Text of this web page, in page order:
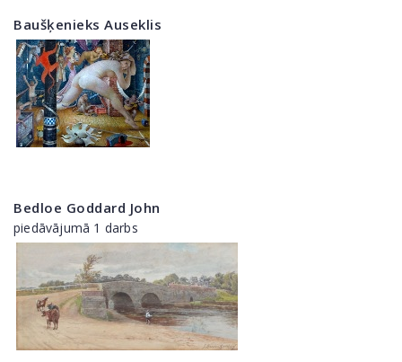
Baušķenieks Auseklis
Bedloe Goddard John
piedāvājumā 1 darbs